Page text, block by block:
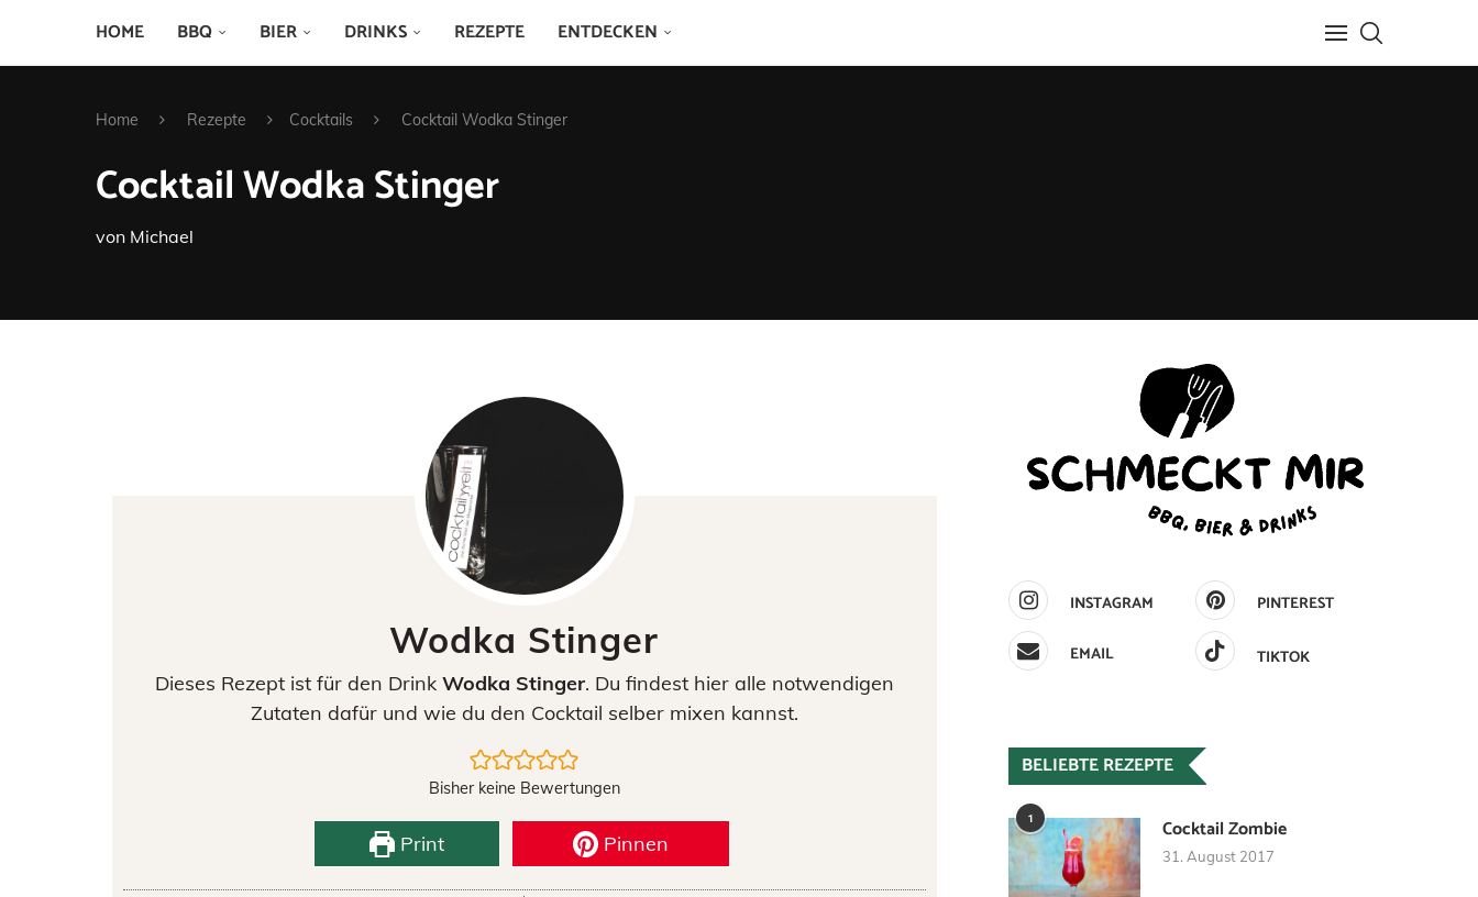
HOME BBQ BIER DRINKS REZEPTE ENTDECKEN
Home Rezepte Cocktails Cocktail Wodka Stinger
Cocktail Wodka Stinger
von Michael
Wodka Stinger
Dieses Rezept ist für den Drink Wodka Stinger. Du findest hier alle notwendigen
Zutaten dafür und wie du den Cocktail selber mixen kannst.
Bisher keine Bewertungen
Print Pinnen
INSTAGRAM
PINTEREST
EMAIL
TIKTOK
BELIEBTE REZEPTE
1 Cocktail Zombie
31. August 2017